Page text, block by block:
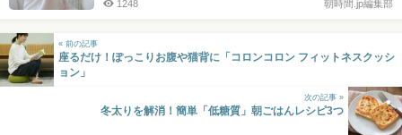
朝時間.jp編集部
1248
« 前の記事
座るだけ！ぽっこりお腹や猫背に「コロンコロン フィットネスクッシ
ョン」
次の記事 »
冬太りを解消！簡単「低糖質」朝ごはんレシピ3つ